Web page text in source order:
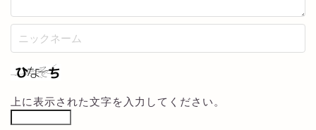
上に表示された文字を入力してください。